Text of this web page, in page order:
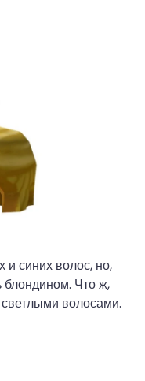
синих волос, но,
блондином. Что ж,
волосами.